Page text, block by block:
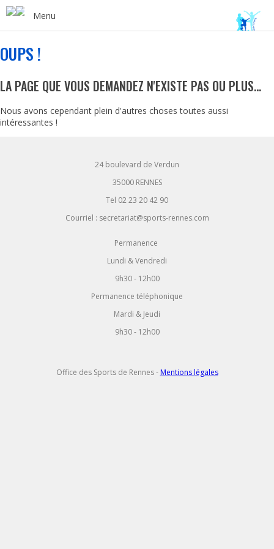
Menu
OUPS !
LA PAGE QUE VOUS DEMANDEZ N'EXISTE PAS OU PLUS...
Nous avons cependant plein d'autres choses toutes aussi
intéressantes !
24 boulevard de Verdun
35000 RENNES
Tel 02 23 20 42 90
Courriel : secretariat@sports-rennes.com
Permanence
Lundi & Vendredi
9h30 - 12h00
Permanence téléphonique
Mardi & Jeudi
9h30 - 12h00
Office des Sports de Rennes - Mentions légales